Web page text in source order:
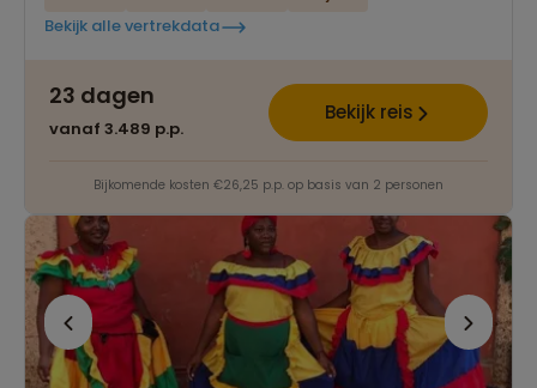
Bekijk alle vertrekdata
23 dagen
vanaf 3.489 p.p.
Bekijk reis
Bijkomende kosten €26,25 p.p. op basis van 2 personen